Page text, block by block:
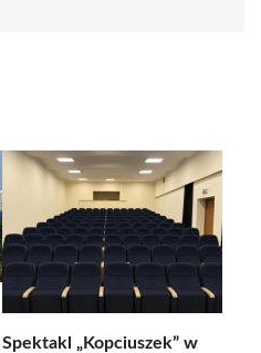
Spektakl „Kopciuszek” w